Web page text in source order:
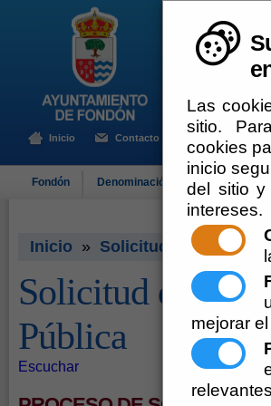
Las
sitio.
cookies
inicio
del sitio y
intereses.
mejorar
Inicio Contacto
Fondón Denominación de Origen El
Inicio » Solicitud de Acceso
Solicitud de
Pública
Escuchar